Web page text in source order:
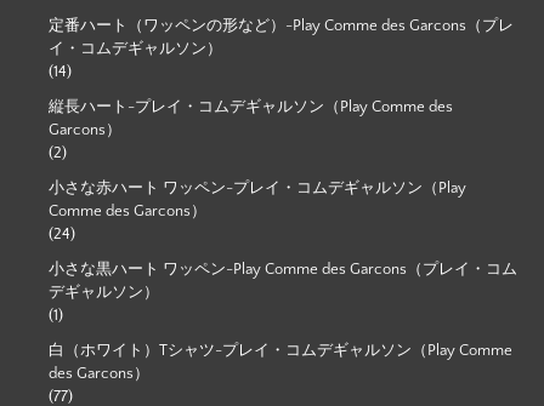
定番ハート（ワッペンの形など）-Play Comme des Garcons（プレ
イ・コムデギャルソン）
(14)
縦長ハート-プレイ・コムデギャルソン（Play Comme des
Garcons）
(2)
小さな赤ハート ワッペン-プレイ・コムデギャルソン（Play
Comme des Garcons）
(24)
小さな黒ハート ワッペン-Play Comme des Garcons（プレイ・コム
デギャルソン）
(1)
白（ホワイト）Tシャツ-プレイ・コムデギャルソン（Play Comme
des Garcons）
(77)